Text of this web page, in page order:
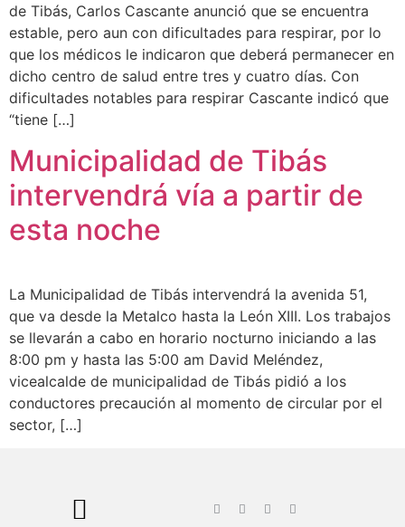
de Tibás, Carlos Cascante anunció que se encuentra
estable, pero aun con dificultades para respirar, por lo
que los médicos le indicaron que deberá permanecer en
dicho centro de salud entre tres y cuatro días. Con
dificultades notables para respirar Cascante indicó que
“tiene […]
Municipalidad de Tibás
intervendrá vía a partir de
esta noche
La Municipalidad de Tibás intervendrá la avenida 51,
que va desde la Metalco hasta la León XIII. Los trabajos
se llevarán a cabo en horario nocturno iniciando a las
8:00 pm y hasta las 5:00 am David Meléndez,
vicealcalde de municipalidad de Tibás pidió a los
conductores precaución al momento de circular por el
sector, […]